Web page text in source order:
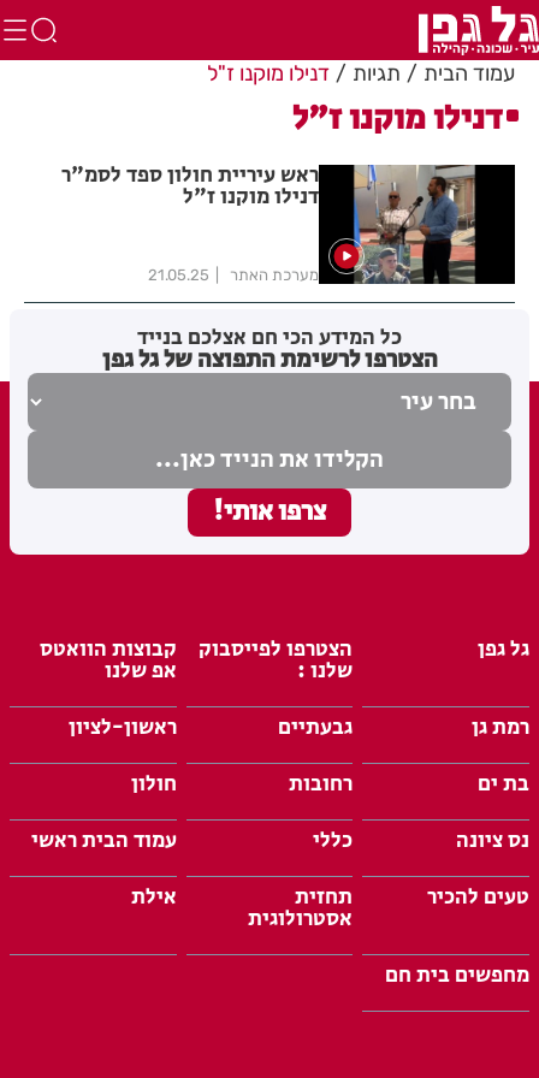
עמוד הבית תגיות דנילו מוקנו ז"ל
דנילו מוקנו ז"ל
ראש עיריית חולון ספד לסמ"ר
דנילו מוקנו ז"ל
מערכת האתר 21.05.25
כל המידע הכי חם אצלכם בנייד
הצטרפו לרשימת התפוצה של גל גפן
גל גפן הצטרפו לפייסבוק
שלנו :
קבוצות הוואטס
אפ שלנו
רמת גן
גבעתיים
ראשון-לציון
בת ים
רחובות
חולון
נס ציונה
כללי
עמוד הבית ראשי
טעים להכיר
תחזית
אסטרולוגית
אילת
מחפשים בית חם